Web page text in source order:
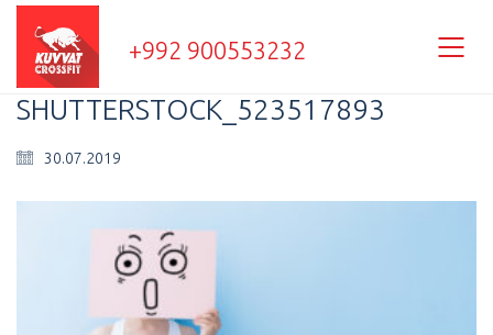
+992 900553232
SHUTTERSTOCK_523517893
30.07.2019